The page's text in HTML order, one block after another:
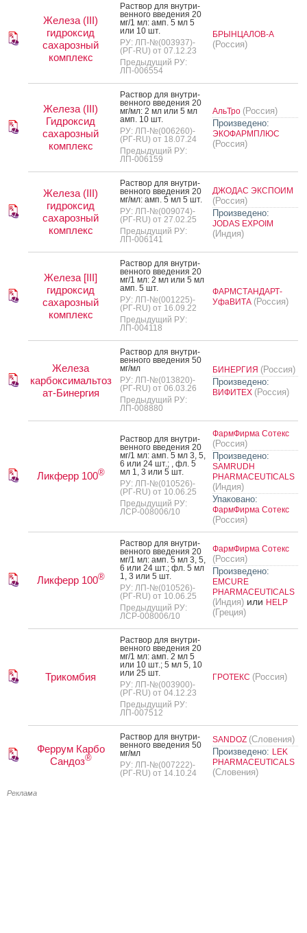
Железа (III)
гидроксид
сахарозный
комплекс
Рас­твор для внут­ри­
вен­но­го вве­дения 20
мг/1 мл: амп. 5 мл 5
или 10 шт.
РУ: ЛП-№(003937)-
(РГ-RU) от 07.12.23
Предыдущий РУ:
ЛП-006554
БРЫНЦАЛОВ-А
(Россия)
Железа (III)
Гидроксид
сахарозный
комплекс
Рас­твор для внут­ри­
вен­но­го вве­дения 20
мг/мл: 2 мл или 5 мл
амп. 10 шт.
РУ: ЛП-№(006260)-
(РГ-RU) от 18.07.24
Предыдущий РУ:
ЛП-006159
АльТро (Россия)
Произведено:
ЭКОФАРМПЛЮС
(Россия)
Железа (III)
гидроксид
сахарозный
комплекс
Рас­твор для внут­ри­
вен­но­го вве­дения 20
мг/мл: амп. 5 мл 5 шт.
РУ: ЛП-№(009074)-
(РГ-RU) от 27.02.25
Предыдущий РУ:
ЛП-006141
ДЖОДАС ЭКСПОИМ
(Россия)
Произведено:
JODAS EXPOIM
(Индия)
Железа [III]
гидроксид
сахарозный
комплекс
Рас­твор для внут­ри­
вен­но­го вве­дения 20
мг/1 мл: 2 мл или 5 мл
амп. 5 шт.
РУ: ЛП-№(001225)-
(РГ-RU) от 16.09.22
Предыдущий РУ:
ЛП-004118
ФАРМСТАНДАРТ-
УфаВИТА (Россия)
Железа
карбоксимальтоз
ат-Бинергия
Рас­твор для внут­ри­
вен­но­го вве­дения 50
мг/мл
РУ: ЛП-№(013820)-
(РГ-RU) от 06.03.26
Предыдущий РУ:
ЛП-008880
БИНЕРГИЯ (Россия)
Произведено:
ВИФИТЕХ (Россия)
Ликферр 100®
Рас­твор для внут­ри­
вен­но­го вве­дения 20
мг/1 мл: амп. 5 мл 3, 5,
6 или 24 шт.; , фл. 5
мл 1, 3 или 5 шт.
РУ: ЛП-№(010526)-
(РГ-RU) от 10.06.25
Предыдущий РУ:
ЛСР-008006/10
ФармФирма Сотекс
(Россия)
Произведено:
SAMRUDH
PHARMACEUTICALS
(Индия)
Упаковано:
ФармФирма Сотекс
(Россия)
Ликферр 100®
Рас­твор для внут­ри­
вен­но­го вве­дения 20
мг/1 мл: амп. 5 мл 3, 5,
6 или 24 шт.; фл. 5 мл
1, 3 или 5 шт.
РУ: ЛП-№(010526)-
(РГ-RU) от 10.06.25
Предыдущий РУ:
ЛСР-008006/10
ФармФирма Сотекс
(Россия)
Произведено:
EMCURE
PHARMACEUTICALS
(Индия) или HELP
(Греция)
Трикомбия
Рас­твор для внут­ри­
вен­но­го вве­дения 20
мг/1 мл: амп. 2 мл 5
или 10 шт.; 5 мл 5, 10
или 25 шт.
РУ: ЛП-№(003900)-
(РГ-RU) от 04.12.23
Предыдущий РУ:
ЛП-007512
ГРОТЕКС (Россия)
Феррум Карбо
Сандоз®
Рас­твор для внут­ри­
вен­но­го вве­дения 50
мг/мл
РУ: ЛП-№(007222)-
(РГ-RU) от 14.10.24
SANDOZ (Словения)
Произведено: LEK
PHARMACEUTICALS
(Словения)
Реклама